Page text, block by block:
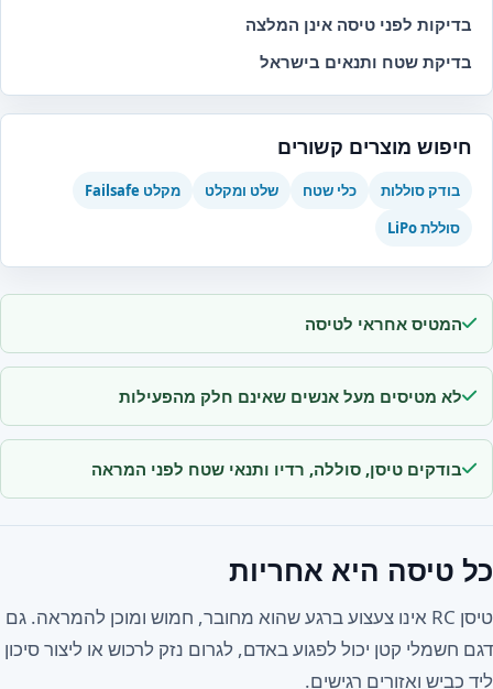
בדיקות לפני טיסה אינן המלצה
בדיקת שטח ותנאים בישראל
חיפוש מוצרים קשורים
בודק סוללות כלי שטח שלט ומקלט
מקלט Failsafe
סוללת LiPo
המטיס אחראי לטיסה
לא מטיסים מעל אנשים שאינם חלק מהפעילות
בודקים טיסן, סוללה, רדיו ותנאי שטח לפני המראה
כל טיסה היא אחריות
טיסן RC אינו צעצוע ברגע שהוא מחובר, חמוש ומוכן להמראה. גם
דגם חשמלי קטן יכול לפגוע באדם, לגרום נזק לרכוש או ליצור סיכון
ליד כביש ואזורים רגישים.